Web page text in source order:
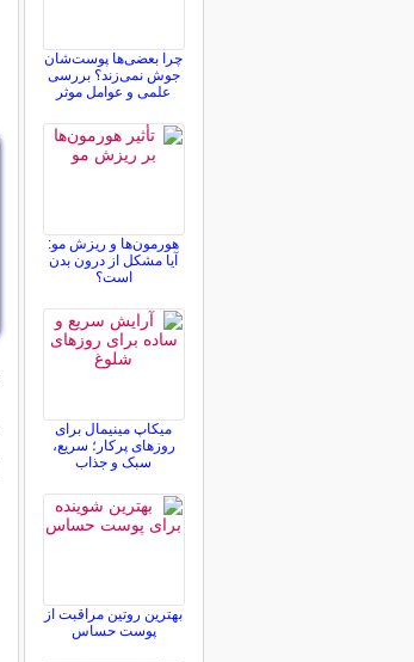
چرا بعضی‌ها پوست‌شان
جوش نمی‌زند؟ بررسی
علمی و عوامل موثر
هورمون‌ها و ریزش مو:
آیا مشکل از درون بدن
است؟
میکاپ مینیمال برای
روزهای پرکار؛ سریع،
سبک و جذاب
بهترین روتین مراقبت از
پوست حساس